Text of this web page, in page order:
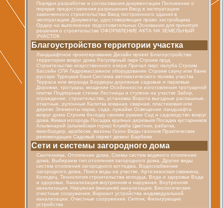
Порядок разработки и согласования документации Положение о
порядке предоставления разрешения Ввод в эксплуатацию
законченного строительства Ввод построенного здания в
эксплуатацию Документы, удостоверяющие право застройщика
Ордер на выполнение подготовительных Основания для принятия
решения о строительстве ОФОРМЛЕНИЕ АКТА НА ЗЕМЕЛЬНЫЙ
УЧАСТОК
Благоустройство территории участка
Ландшафтное проектирование Дизайн проект Благоустройство
территории вокруг дома Регулярный парк Строим пруд
Строительство искусственного озера Причал пирс палуба Строим
бассейн СПА Гидромассажное оборудование Строим сауну или баню
русскую Турецкая баня Cистема автоматического полива участка
Терраса или веранда Бордюры дорожные садовые и парковые
Дорожки, тротуары, мощение Особенности изготовления тротуарной
плитки Подпорные стенки Лестницы и ступени на участке Забор,
ограждение, строительство, установка Ворота вьездные распашные,
откатные, рулонные Калитка кованая, сварная, пластиковая или
дерево Элементы парка, сада, лужайки Освещение ландшафта
вокруг дома Строим беседку своими руками Сад и садоводство вокруг
дома Живая изгородь Посадка крупных деревьев Посадка кустарников
Альпинарий (альпийская горка) Клумба Цветник, рабатка,
миксбордер, арабески, вазоны Газон Виды газонов Практические
рекомендации Садовый паркет декинг Барбекю
Cети и системы загородного дома
Сантехника, Отопление дома, Схемы систем водяного отопления
дома, Выбираем тип отопления загородного дома, Другие виды
систем отопления загородного коттеджа, Водоснабжение
загородного дома, Поиск воды на участке, Артезианская скважина,
Колодец. Технология строительства колодца, Вода и здоровье Вода
и здоровье, Канализация внутренняя и наружная, Внутренняя
канализация, Наружная (внешняя) канализация, Биологические
очистные сооружения, Вариант устройства индивидуальной
канализации, Очистные сооружения. Септик, Фильтрующие
устройства